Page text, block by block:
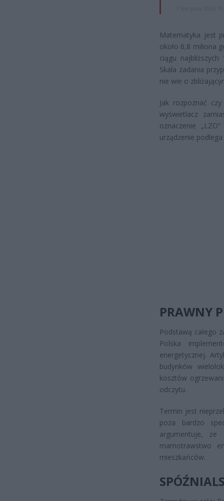
Matematyka jest
około 6,8 miliona
ciągu
Skala zadania
nie wie o
Jak rozpoznać
wyświetlacz
oznaczenie
urządzenie
PRAWNY
Podstawą całego
Polska
energetycznej.
budynków
kosztów
odczytu.
Termin jest
poza bardzo
argumentuje, że
marnotrawstwo
mieszkańców.